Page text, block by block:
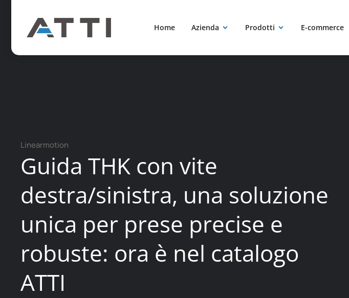
Home Azienda Prodotti E-commerce
Linearmotion
Guida THK con vite
destra/sinistra, una soluzione
unica per prese precise e
robuste: ora è nel catalogo
ATTI